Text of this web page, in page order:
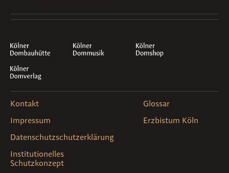
Kontakt
Impressum
Datenschutzschutzerklärung
Institutionelles
Schutzkonzept
Glossar
Erzbistum Köln